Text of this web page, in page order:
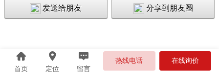
发送给朋友 分享到朋友圈
首页 定位 留言
热线电话 在线询价